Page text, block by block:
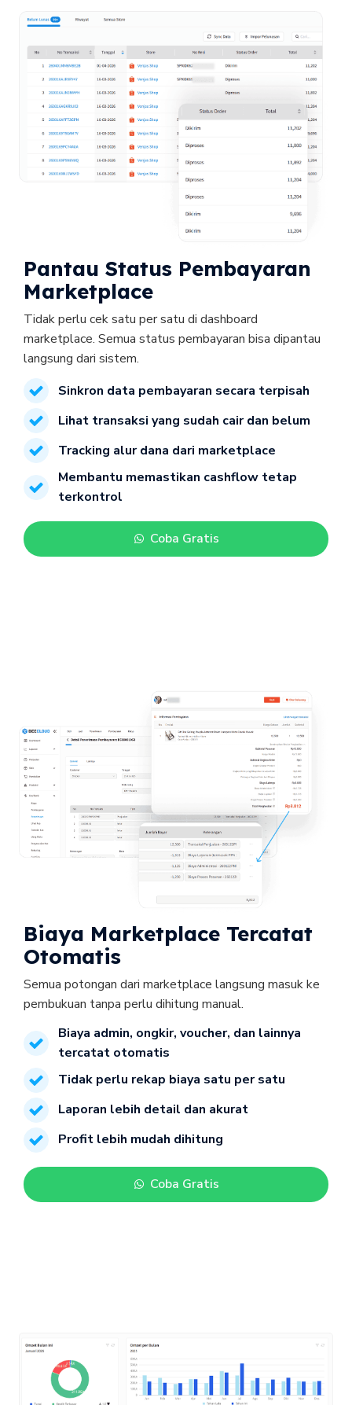
Pantau Status Pembayaran
Marketplace
Tidak perlu cek satu per satu di dashboard
marketplace. Semua status pembayaran bisa dipantau
Sinkron data pembayaran secara terpisah
Lihat transaksi yang sudah cair dan belum
Tracking alur dana dari marketplace
Membantu memastikan cashflow tetap
terkontrol
Coba Gratis
Biaya Marketplace Tercatat
Otomatis
Semua potongan dari marketplace langsung masuk ke
pembukuan tanpa perlu dihitung manual.
Biaya admin, ongkir, voucher, dan lainnya
tercatat otomatis
Tidak perlu rekap biaya satu per satu
Laporan lebih detail dan akurat
Profit lebih mudah dihitung
Coba Gratis